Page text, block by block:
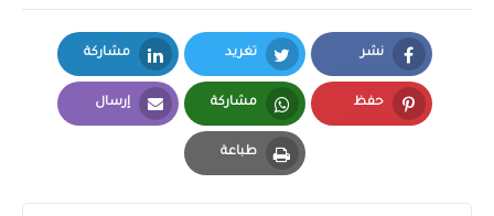
نشر
Facebook
تغريد
Twitter
مشاركة
LinkedIn
حفظ مشاركة
Whatsapp
إرسال
طباعة